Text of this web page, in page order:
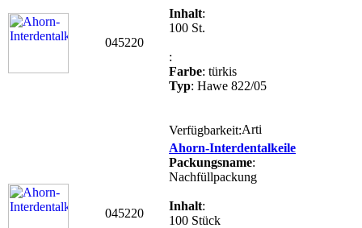
045220
Inhalt:
100 St.
:
Farbe: türkis
Typ: Hawe 822/05
Verfügbarkeit:
045220
Ahorn-Interdentalkeile
Packungsname:
Nachfüllpackung
Inhalt:
100 Stück